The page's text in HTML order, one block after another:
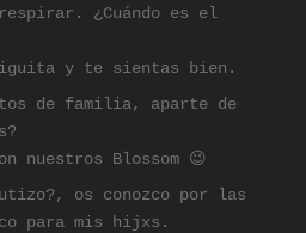
¿Cuándo es el
y te sientas bien.
de familia, aparte de
nuestros Blossom 😉
os conozco por las
para mis hijxs.